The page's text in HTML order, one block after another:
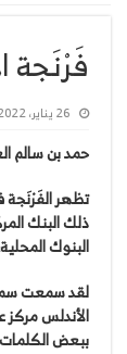
فَرْنَجة
26 يناير، 2022
حمد بن سالم
تظهر الفَرْنَجة
ذلك البنك
البنوك
لقد سمعت
الأندلس مركز
ببعض